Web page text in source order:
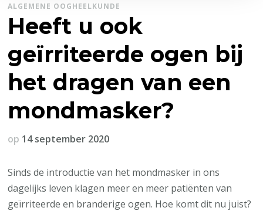
ALGEMENE OOGHEELKUNDE
Heeft u ook
geïrriteerde ogen bij
het dragen van een
mondmasker?
op 14 september 2020
Sinds de introductie van het mondmasker in ons
dagelijks leven klagen meer en meer patiënten van
geïrriteerde en branderige ogen. Hoe komt dit nu juist?